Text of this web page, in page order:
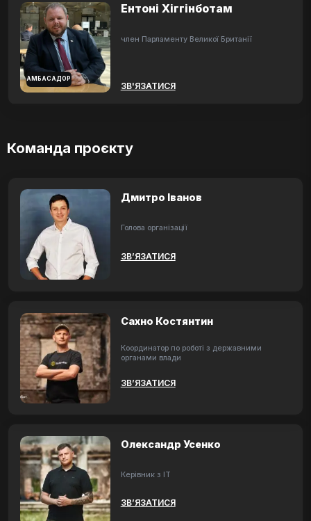
АМБАСАДОР
Ентоні Хіггінботам
член Парламенту Великої Британії
ЗВ'ЯЗАТИСЯ
Команда проєкту
Дмитро Іванов
Голова організації
ЗВ’ЯЗАТИСЯ
Сахно Костянтин
Координатор по роботі з державними
органами влади
ЗВ’ЯЗАТИСЯ
Олександр Усенко
Керівник з ІТ
ЗВ’ЯЗАТИСЯ